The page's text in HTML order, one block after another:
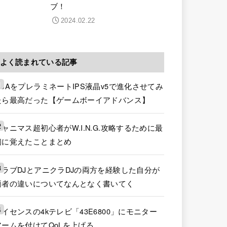
ブ！
2024.02.22
よく読まれている記事
をプレラミネートIPS液晶v5で進化させてみ
ら最高だった【ゲームボーイアドバンス】
ニマス超初心者がW.I.N.G.攻略するために最
覚えたことまとめ
ブDJとアニクラDJの両方を経験した自分が
者の違いについてなんとなく書いてく
センスの4kテレビ「43E6800」にモニター
ームを付けてQoLを上げる